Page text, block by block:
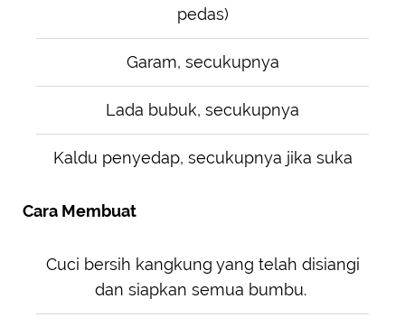
pedas)
Garam, secukupnya
Lada bubuk, secukupnya
Kaldu penyedap, secukupnya jika suka
Cara Membuat
Cuci bersih kangkung yang telah disiangi
dan siapkan semua bumbu.